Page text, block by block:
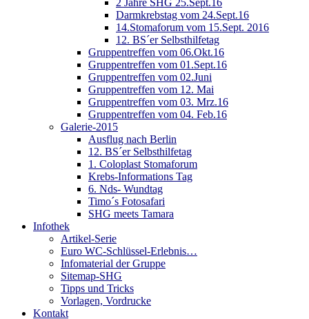
Darmkrebstag vom 24.Sept.16
14.Stomaforum vom 15.Sept. 2016
12. BS´er Selbsthilfetag
Gruppentreffen vom 06.Okt.16
Gruppentreffen vom 01.Sept.16
Gruppentreffen vom 02.Juni
Gruppentreffen vom 12. Mai
Gruppentreffen vom 03. Mrz.16
Gruppentreffen vom 04. Feb.16
Galerie-2015
Ausflug nach Berlin
12. BS´er Selbsthilfetag
1. Coloplast Stomaforum
Krebs-Informations Tag
6. Nds- Wundtag
Timo´s Fotosafari
SHG meets Tamara
Infothek
Artikel-Serie
Euro WC-Schlüssel-Erlebnis…
Infomaterial der Gruppe
Sitemap-SHG
Tipps und Tricks
Vorlagen, Vordrucke
Kontakt